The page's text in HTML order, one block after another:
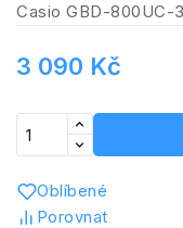
Casio GBD-800UC-
3 090 Kč
Oblíbené
Porovnat